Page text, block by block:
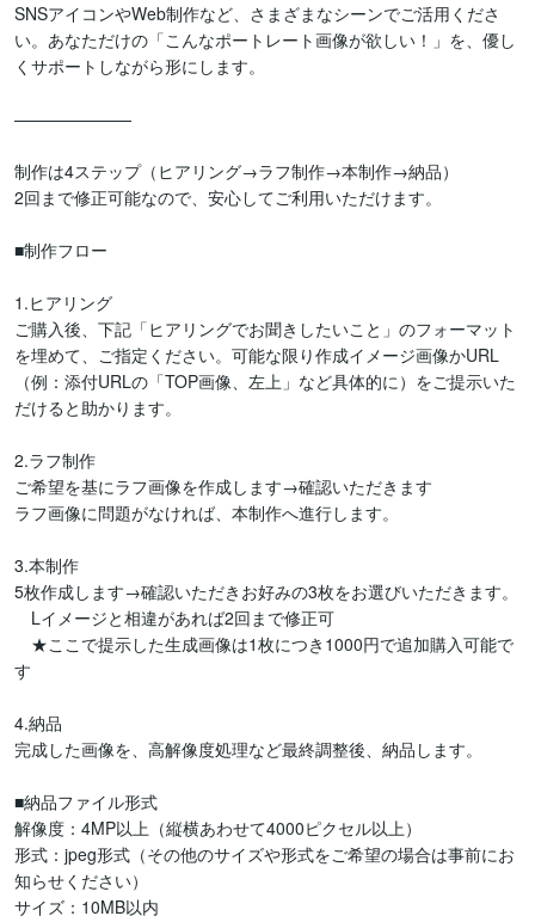
SNSアイコンやWeb制作など、さまざまなシーンでご活用くださ
い。あなただけの「こんなポートレート画像が欲しい！」を、優し
くサポートしながら形にします。
———————
制作は4ステップ（ヒアリング→ラフ制作→本制作→納品）
2回まで修正可能なので、安心してご利用いただけます。
■制作フロー
1.ヒアリング
ご購入後、下記「ヒアリングでお聞きしたいこと」のフォーマット
を埋めて、ご指定ください。可能な限り作成イメージ画像かURL
（例：添付URLの「TOP画像、左上」など具体的に）をご提示いた
だけると助かります。
2.ラフ制作
ご希望を基にラフ画像を作成します→確認いただきます
ラフ画像に問題がなければ、本制作へ進行します。
3.本制作
5枚作成します→確認いただきお好みの3枚をお選びいただきます。
Lイメージと相違があれば2回まで修正可
★ここで提示した生成画像は1枚につき1000円で追加購入可能で
す
4.納品
完成した画像を、高解像度処理など最終調整後、納品します。
■納品ファイル形式
解像度：4MP以上（縦横あわせて4000ピクセル以上）
形式：jpeg形式（その他のサイズや形式をご希望の場合は事前にお
知らせください）
サイズ：10MB以内